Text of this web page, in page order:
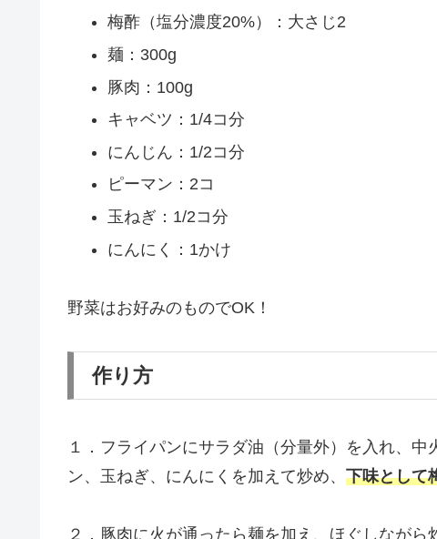
梅酢（塩分濃度20%）：大さじ2
麺：300g
豚肉：100g
キャベツ：1/4コ分
にんじん：1/2コ分
ピーマン：2コ
玉ねぎ：1/2コ分
にんにく：1かけ
野菜はお好みのものでOK！
作り方
１．フライパンにサラダ油（分量外）を入れ、
ン、玉ねぎ、にんにくを加えて炒め、 下味として
２．豚肉に火が通ったら麺を加え、ほぐしながら